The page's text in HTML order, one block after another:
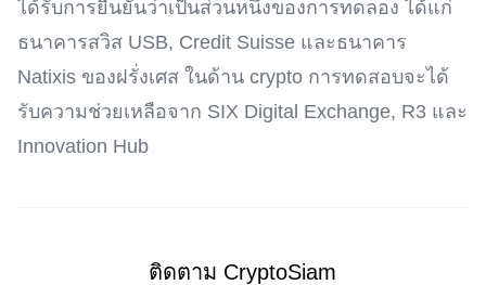
ได้รับการยืนยันว่าเป็นส่วนหนึ่งของการทดลอง ได้แก่
ธนาคารสวิส USB, Credit Suisse และธนาคาร
Natixis ของฝรั่งเศส ในด้าน crypto การทดสอบจะได้
รับความช่วยเหลือจาก SIX Digital Exchange, R3 และ
Innovation Hub
ติดตาม CryptoSiam